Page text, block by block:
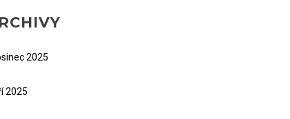
2025
2025